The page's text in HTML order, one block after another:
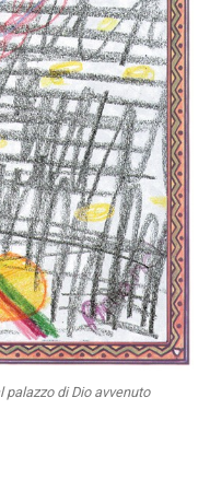
palazzo di Dio avvenuto